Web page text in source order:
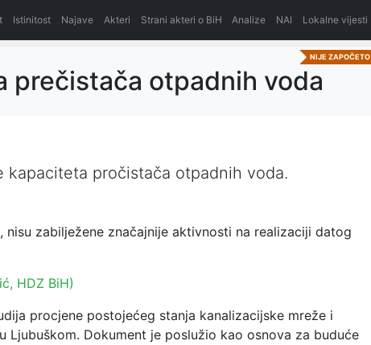
Istinitost Najave Akteri Strani akteri o BiH Analize NAI Lokalne vijesti
NIJE ZAPOČETO
prečistača otpadnih voda
pročistača otpadnih voda.
zabilježene značajnije aktivnosti na realizaciji datog
HDZ BiH)
procjene postojećeg stanja kanalizacijske mreže i
Ljubuškom. Dokument je poslužio kao osnova za buduće